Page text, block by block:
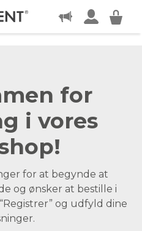
for
i vores
for at begynde at
og ønsker at bestille i
og udfyld dine